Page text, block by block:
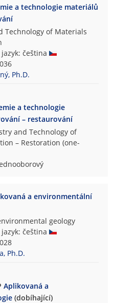
a technologie materiálů
Technology of Materials
jazyk: čeština
Ph.D.
a technologie
– restaurování
and Technology of
– Restoration (one-
a environmentální
geology
jazyk: čeština
Ph.D.
Aplikovaná a
(dobíhající)